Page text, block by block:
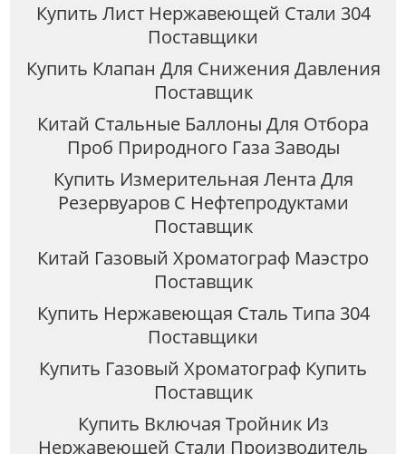
Купить Лист Нержавеющей Стали 304
Поставщики
Купить Клапан Для Снижения Давления
Поставщик
Китай Стальные Баллоны Для Отбора
Проб Природного Газа Заводы
Купить Измерительная Лента Для
Резервуаров С Нефтепродуктами
Поставщик
Китай Газовый Хроматограф Маэстро
Поставщик
Купить Нержавеющая Сталь Типа 304
Поставщики
Купить Газовый Хроматограф Купить
Поставщик
Купить Включая Тройник Из
Нержавеющей Стали Производитель